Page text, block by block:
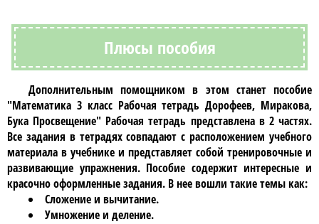
Плюсы пособия
Дополнительным помощником в этом станет пособие
"Математика 3 класс Рабочая тетрадь Дорофеев, Миракова,
Бука Просвещение" Рабочая тетрадь представлена в 2 частях.
Все задания в тетрадях совпадают с расположением учебного
материала в учебнике и представляет собой тренировочные и
развивающие упражнения. Пособие содержит интересные и
красочно оформленные задания. В нее вошли такие темы как:
Сложение и вычитание.
Умножение и деление.